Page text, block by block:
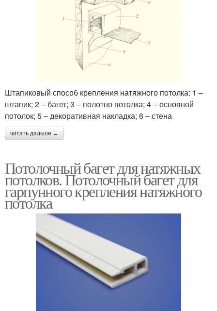
Штапиковый способ крепления натяжного потолка: 1 –
штапик; 2 – багет; 3 – полотно потолка; 4 – основной
потолок; 5 – декоративная накладка; 6 – стена
читать дальше →
Потолочный багет для натяжных
потолков. Потолочный багет для
гарпунного крепления натяжного
потолка